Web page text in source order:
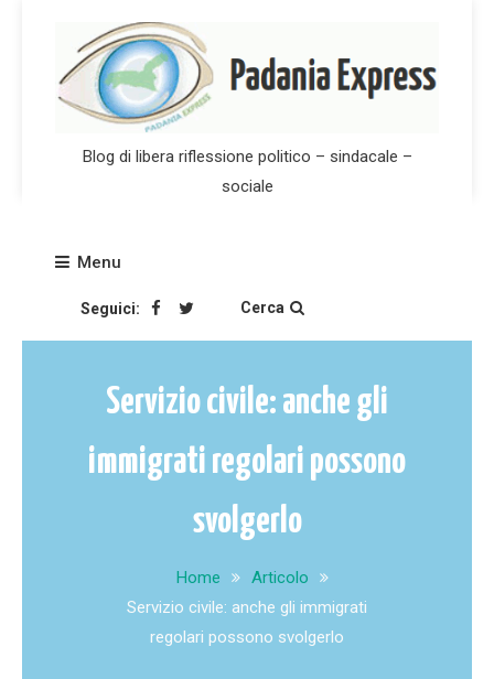
Blog di libera riflessione politico – sindacale –
sociale
Menu
Seguici: Cerca
Servizio civile: anche gli
immigrati regolari possono
svolgerlo
Home
Articolo
Servizio civile: anche gli immigrati
regolari possono svolgerlo